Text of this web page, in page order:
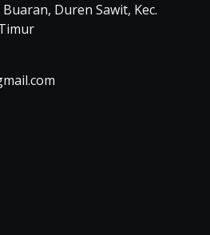
Buaran, Duren Sawit, Kec.